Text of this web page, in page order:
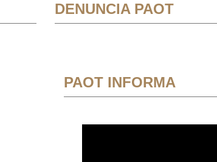
DENUNCIA PAOT
PAOT INFORMA